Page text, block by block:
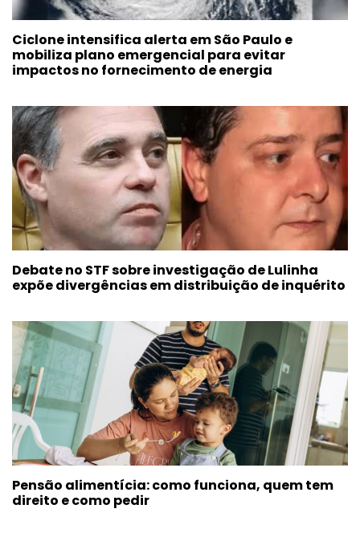
Ciclone intensifica alerta em São Paulo e
mobiliza plano emergencial para evitar
impactos no fornecimento de energia
Debate no STF sobre investigação de Lulinha
expõe divergências em distribuição de inquérito
Pensão alimentícia: como funciona, quem tem
direito e como pedir